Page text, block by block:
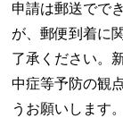
申請は郵送でで
が、郵便到着に
了承ください。
中症等予防の観
うお願いします。